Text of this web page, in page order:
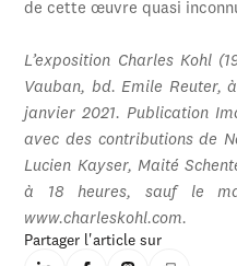
de cette œuvre quasi
L’exposition Charles Kohl
Vauban, bd. Emile Reuter,
janvier 2021. Publication
avec des contributions de
Lucien Kayser, Maité
à 18 heures, sauf le
www.charleskohl.com.
Partager l'article sur